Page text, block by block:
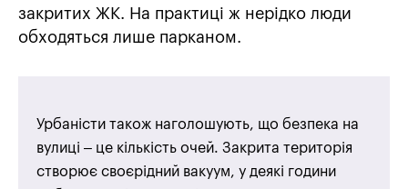
закритих ЖК. На практиці ж нерідко люди
обходяться лише парканом.
Урбаністи також наголошують, що безпека на
вулиці – це кількість очей. Закрита територія
створює своєрідний вакуум, у деякі години